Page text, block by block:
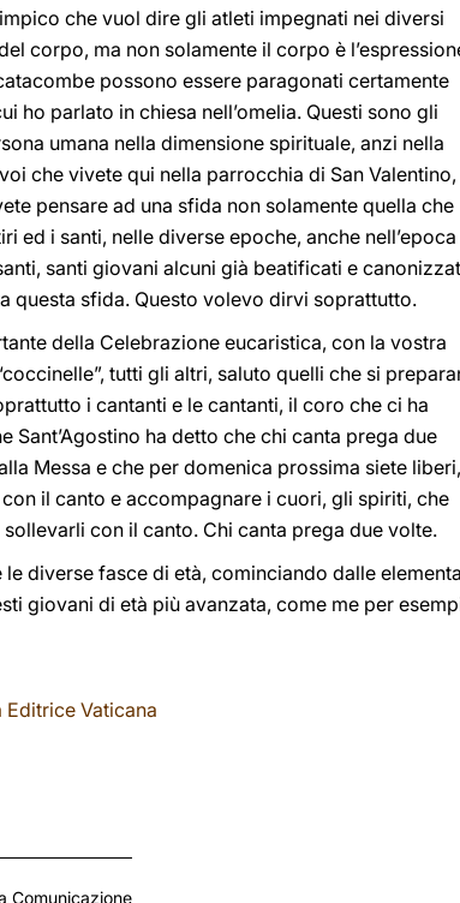
che vuol dire gli atleti impegnati nei diversi
corpo, ma non solamente il corpo è
possono essere paragonati certamente
ho parlato in chiesa nell’omelia. Questi sono gli
umana nella dimensione spirituale, anzi nella
che vivete qui nella parrocchia di San Valentino,
pensare ad una sfida non solamente quella che
ed i santi, nelle diverse epoche, anche nell’epoca
santi giovani alcuni già beatificati e
questa sfida. Questo volevo dirvi soprattutto.
della Celebrazione eucaristica, con la vostra
tutti gli altri, saluto quelli che si
i cantanti e le cantanti, il coro che ci ha
ha detto che chi canta prega due
Messa e che per domenica prossima siete liberi,
il canto e accompagnare i cuori, gli spiriti, che
con il canto. Chi canta prega due volte.
diverse fasce di età, cominciando dalle
giovani di età più avanzata, come me per
Vaticana
Comunicazione